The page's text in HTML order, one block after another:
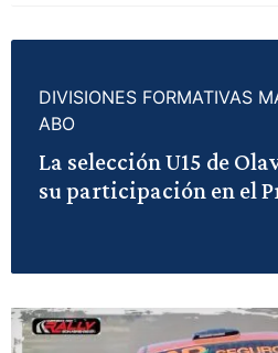
DIVISIONES FORMATIVAS
ABO
La selección U15 de
su participación en el